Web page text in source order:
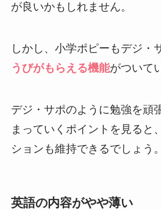
が良いかもしれません。
しかし、小学ポピーもデジ・
うびがもらえる機能がついて
デジ・サポのように勉強を頑
まっていくポイントを見ると
ションも維持できるでしょう。
英語の内容がやや薄い